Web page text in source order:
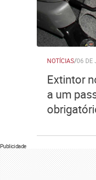
NOTÍCIAS/06 DE
Extintor
a um
Publicidade